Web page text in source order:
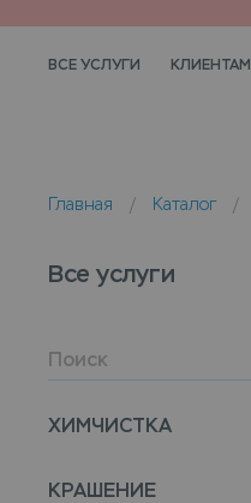
ВСЕ УСЛУГИ КЛИЕНТАМ
Главная / Каталог /
Все услуги
ХИМЧИСТКА
КРАШЕНИЕ